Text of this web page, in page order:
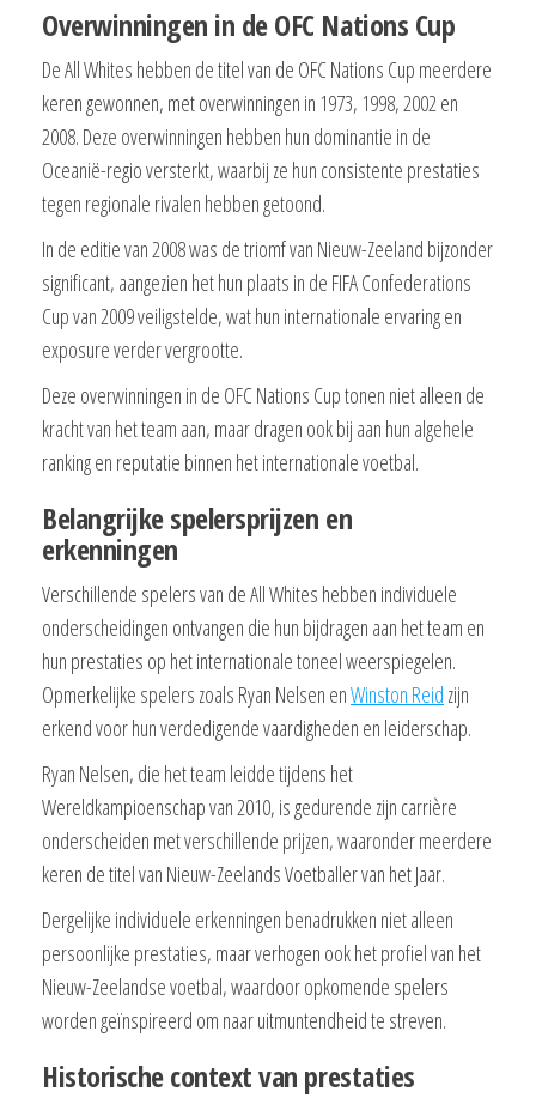
Overwinningen in de OFC Nations Cup
De All Whites hebben de titel van de OFC Nations Cup meerdere
keren gewonnen, met overwinningen in 1973, 1998, 2002 en
2008. Deze overwinningen hebben hun dominantie in de
Oceanië-regio versterkt, waarbij ze hun consistente prestaties
tegen regionale rivalen hebben getoond.
In de editie van 2008 was de triomf van Nieuw-Zeeland bijzonder
significant, aangezien het hun plaats in de FIFA Confederations
Cup van 2009 veiligstelde, wat hun internationale ervaring en
exposure verder vergrootte.
Deze overwinningen in de OFC Nations Cup tonen niet alleen de
kracht van het team aan, maar dragen ook bij aan hun algehele
ranking en reputatie binnen het internationale voetbal.
Belangrijke spelersprijzen en
erkenningen
Verschillende spelers van de All Whites hebben individuele
onderscheidingen ontvangen die hun bijdragen aan het team en
hun prestaties op het internationale toneel weerspiegelen.
Opmerkelijke spelers zoals Ryan Nelsen enWinston Reid zijn
erkend voor hun verdedigende vaardigheden en leiderschap.
Ryan Nelsen, die het team leidde tijdens het
Wereldkampioenschap van 2010, is gedurende zijn carrière
onderscheiden met verschillende prijzen, waaronder meerdere
keren de titel van Nieuw-Zeelands Voetballer van het Jaar.
Dergelijke individuele erkenningen benadrukken niet alleen
persoonlijke prestaties, maar verhogen ook het profiel van het
Nieuw-Zeelandse voetbal, waardoor opkomende spelers
worden geïnspireerd om naar uitmuntendheid te streven.
Historische context van prestaties